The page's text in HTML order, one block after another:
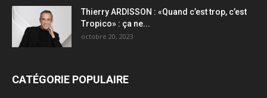
Thierry ARDISSON : «Quand c’est trop, c’est
Tropico» : ça ne...
octobre 20, 2023
CATÉGORIE POPULAIRE